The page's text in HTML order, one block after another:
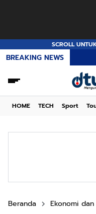
SCROLL
BREAKING NEWS
HOME TECH Sport
Beranda Ekonomi